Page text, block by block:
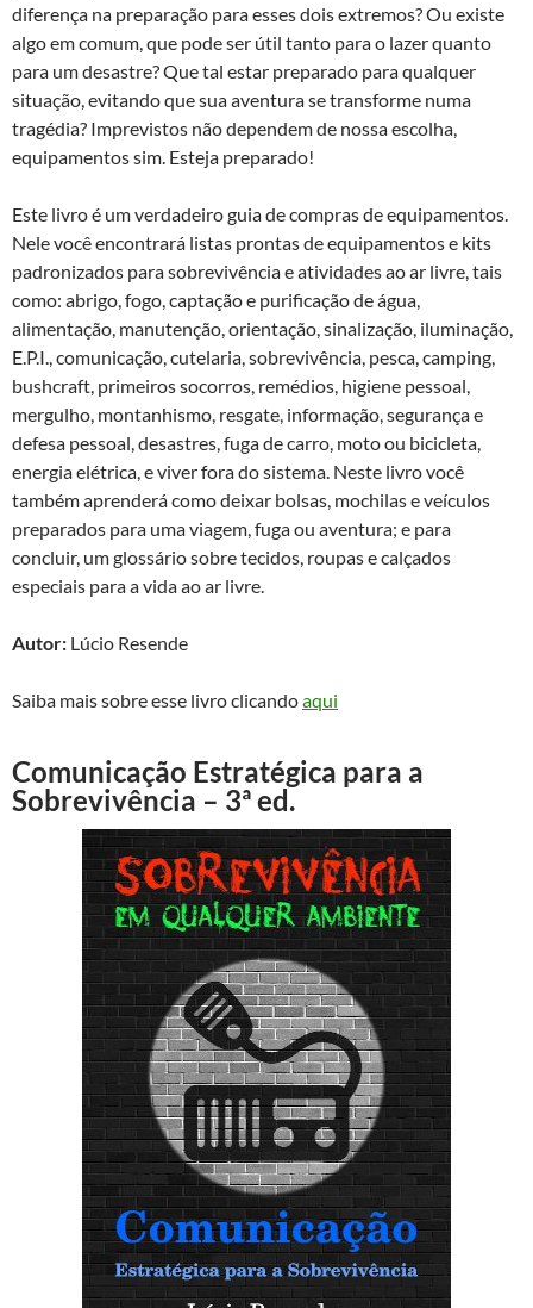
diferença na preparação para esses dois extremos? Ou existe
algo em comum, que pode ser útil tanto para o lazer quanto
para um desastre? Que tal estar preparado para qualquer
situação, evitando que sua aventura se transforme numa
tragédia? Imprevistos não dependem de nossa escolha,
equipamentos sim. Esteja preparado!
Este livro é um verdadeiro guia de compras de equipamentos.
Nele você encontrará listas prontas de equipamentos e kits
padronizados para sobrevivência e atividades ao ar livre, tais
como: abrigo, fogo, captação e purificação de água,
alimentação, manutenção, orientação, sinalização, iluminação,
E.P.I., comunicação, cutelaria, sobrevivência, pesca, camping,
bushcraft, primeiros socorros, remédios, higiene pessoal,
mergulho, montanhismo, resgate, informação, segurança e
defesa pessoal, desastres, fuga de carro, moto ou bicicleta,
energia elétrica, e viver fora do sistema. Neste livro você
também aprenderá como deixar bolsas, mochilas e veículos
preparados para uma viagem, fuga ou aventura; e para
concluir, um glossário sobre tecidos, roupas e calçados
especiais para a vida ao ar livre.
Autor: Lúcio Resende
Saiba mais sobre esse livro clicandoaqui
Comunicação Estratégica para a
Sobrevivência – 3ª ed.